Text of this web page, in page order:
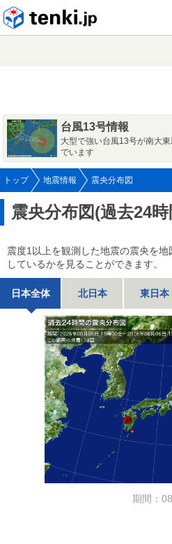
台風13号情報
大型で強い台風13号が南大
でいます
トップ 地震情報 震央分布図
震央分布図(過去24時
震度1以上を観測した地震の震央を
しているかを見ることができます。
日本全体 北日本 東日本
期間：